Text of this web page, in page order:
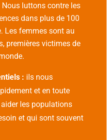
Nous luttons contre les
dans plus de 100
Les femmes sont au
premières victimes de
: ils nous
et en toute
les populations
et qui sont souvent